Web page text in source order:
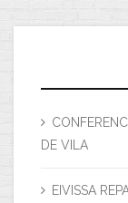
DE VILA
EIVISSA